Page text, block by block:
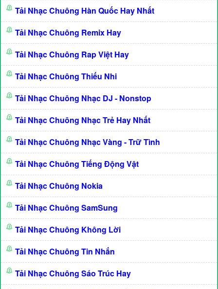
Tải Nhạc Chuông Hàn Quốc Hay Nhất
Tải Nhạc Chuông Remix Hay
Tải Nhạc Chuông Rap Việt Hay
Tải Nhạc Chuông Thiếu Nhi
Tải Nhạc Chuông Nhạc DJ - Nonstop
Tải Nhạc Chuông Nhạc Trẻ Hay Nhất
Tải Nhạc Chuông Nhạc Vàng - Trữ Tình
Tải Nhạc Chuông Tiếng Động Vật
Tải Nhạc Chuông Nokia
Tải Nhạc Chuông SamSung
Tải Nhạc Chuông Không Lời
Tải Nhạc Chuông Tin Nhắn
Tải Nhạc Chuông Sáo Trúc Hay